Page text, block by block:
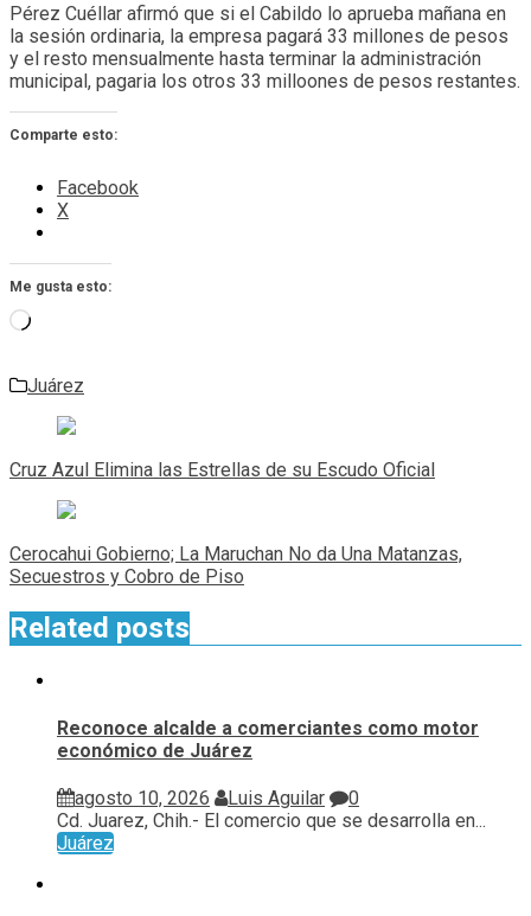
Pérez Cuéllar afirmó que si el Cabildo lo aprueba mañana en
la sesión ordinaria, la empresa pagará 33 millones de pesos
y el resto mensualmente hasta terminar la administración
municipal, pagaria los otros 33 milloones de pesos restantes.
Comparte esto:
Facebook
X
Me gusta esto:
Cargando...
Juárez
Navegación
de
entradas
Cruz Azul Elimina las Estrellas de su Escudo Oficial
Cerocahui Gobierno; La Maruchan No da Una Matanzas,
Secuestros y Cobro de Piso
Related posts
Reconoce alcalde a comerciantes como motor
económico de Juárez
agosto 10, 2026 Luis Aguilar
0
Cd. Juarez, Chih.- El comercio que se desarrolla en...
Juárez